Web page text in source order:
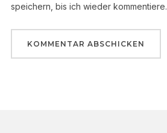
speichern, bis ich wieder kommentiere.